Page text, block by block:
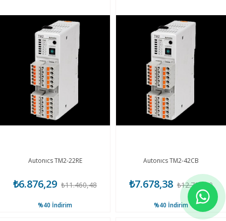
Autonıcs TM2-22RE
₺6.876,29 ₺11.460,48
%40 İndirim
Autonıcs TM2-42CB
₺7.678,38 ₺12.797,30
%40 İndirim